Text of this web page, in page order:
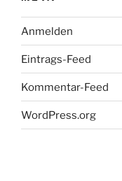
Anmelden
Eintrags-Feed
Kommentar-Feed
WordPress.org